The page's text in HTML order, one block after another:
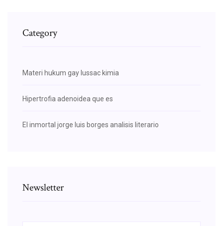
Category
Materi hukum gay lussac kimia
Hipertrofia adenoidea que es
El inmortal jorge luis borges analisis literario
Newsletter